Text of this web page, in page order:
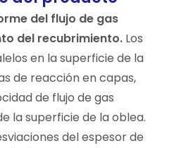
del flujo de gas
del recubrimiento. Los
en la superficie de la
de reacción en capas,
de flujo de gas
la superficie de la oblea.
del espesor de